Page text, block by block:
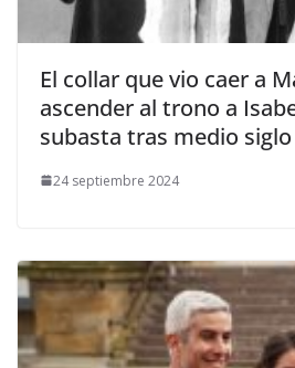
​El collar que vio caer a
ascender al trono a
subasta tras medio
24 septiembre 2024